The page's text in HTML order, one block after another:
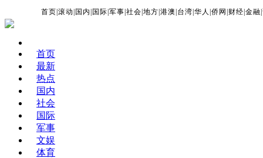
首页 |滚动 国内 国际 |军事 |社会 |地方 |港澳 台湾 |华人 |侨网 财经 |金融 |
首页
最新
热点
国内
社会
国际
军事
文娱
体育